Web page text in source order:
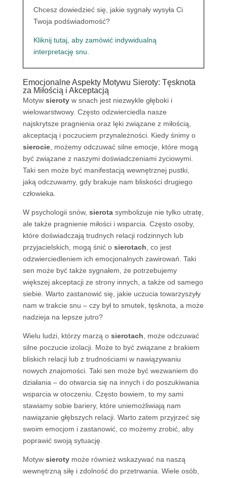
Chcesz dowiedzieć się, jakie sygnały wysyła Ci
Twoja podświadomość?
Kliknij tutaj, aby zamówić indywidualną
interpretację snu.
Emocjonalne Aspekty Motywu Sieroty: Tęsknota
za Miłością i Akceptacją
Motyw sierotyw snach jest niezwykle głęboki i
wielowarstwowy. Często odzwierciedla nasze
najskrytsze pragnienia oraz lęki związane z miłością,
akceptacją i poczuciem przynależności. Kiedy śnimy o
sierocie, możemy odczuwać silne emocje, które mogą
być związane z naszymi doświadczeniami życiowymi.
Taki sen może być manifestacją wewnętrznej pustki,
jaką odczuwamy, gdy brakuje nam bliskości drugiego
człowieka.
W psychologii snów, sierotasymbolizuje nie tylko utratę,
ale także pragnienie miłości i wsparcia. Często osoby,
które doświadczają trudnych relacji rodzinnych lub
przyjacielskich, mogą śnić o sierotach , co jest
odzwierciedleniem ich emocjonalnych zawirowań. Taki
sen może być także sygnałem, że potrzebujemy
większej akceptacji ze strony innych, a także od samego
siebie. Warto zastanowić się, jakie uczucia towarzyszyły
nam w trakcie snu – czy był to smutek, tęsknota, a może
nadzieja na lepsze jutro?
Wielu ludzi, którzy marzą o sierotach , może odczuwać
silne poczucie izolacji. Może to być związane z brakiem
bliskich relacji lub z trudnościami w nawiązywaniu
nowych znajomości. Taki sen może być wezwaniem do
działania – do otwarcia się na innych i do poszukiwania
wsparcia w otoczeniu. Często bowiem, to my sami
stawiamy sobie bariery, które uniemożliwiają nam
nawiązanie głębszych relacji. Warto zatem przyjrzeć się
swoim emocjom i zastanowić, co możemy zrobić, aby
poprawić swoją sytuację.
Motyw sierotymoże również wskazywać na naszą
wewnętrzną siłę i zdolność do przetrwania. Wiele osób,